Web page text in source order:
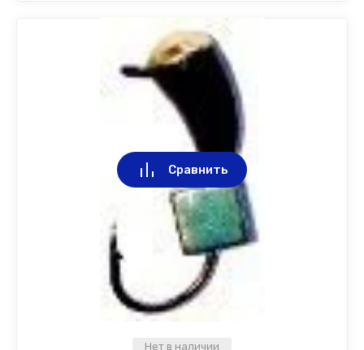
Нет в наличии
Сравнить